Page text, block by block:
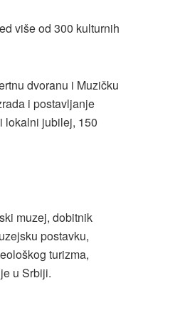
više od 300 kulturnih
dvoranu i Muzičku
i postavljanje
lokalni jubilej, 150
muzej, dobitnik
postavku,
turizma,
u Srbiji.